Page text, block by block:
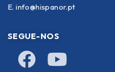
E. info@hispanor.pt
SEGUE-NOS